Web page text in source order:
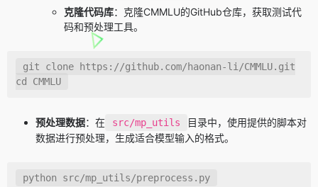
克隆代码库：克隆CMMLU的GitHub仓库，获取测试代
码和预处理工具。
git
cd
CMMLU
预处理数据：在 src/mp_utils
目录中，使用提供的脚本对
数据进行预处理，生成适合模型输入的格式。
python src/mp_utils/preprocess.py